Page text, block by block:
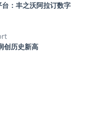
：丰之沃阿拉订数字
创历史新高